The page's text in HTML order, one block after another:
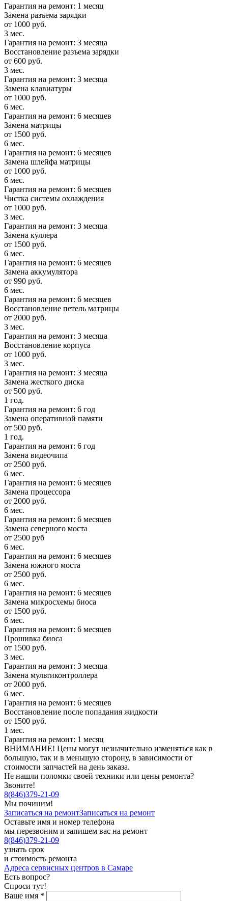
Гарантия на ремонт: 1 месяц
Замена разъема зарядки
от 1000 руб.
3 мес.
Гарантия на ремонт: 3 месяца
Восстановление разъема зарядки
от 600 руб.
3 мес.
Гарантия на ремонт: 3 месяца
Замена клавиатуры
от 1000 руб.
6 мес.
Гарантия на ремонт: 6 месяцев
Замена матрицы
от 1500 руб.
6 мес.
Гарантия на ремонт: 6 месяцев
Замена шлейфа матрицы
от 1000 руб.
6 мес.
Гарантия на ремонт: 6 месяцев
Чистка системы охлаждения
от 1000 руб.
3 мес.
Гарантия на ремонт: 3 месяца
Замена куллера
от 1500 руб.
6 мес.
Гарантия на ремонт: 6 месяцев
Замена аккумулятора
от 990 руб.
6 мес.
Гарантия на ремонт: 6 месяцев
Восстановление петель матрицы
от 2000 руб.
3 мес.
Гарантия на ремонт: 3 месяца
Восстановление корпуса
от 1000 руб.
3 мес.
Гарантия на ремонт: 3 месяца
Замена жесткого диска
от 500 руб.
1 год.
Гарантия на ремонт: 6 год
Замена оперативной памяти
от 500 руб.
1 год.
Гарантия на ремонт: 6 год
Замена видеочипа
от 2500 руб.
6 мес.
Гарантия на ремонт: 6 месяцев
Замена процессора
от 2000 руб.
6 мес.
Гарантия на ремонт: 6 месяцев
Замена северного моста
от 2500 руб
6 мес.
Гарантия на ремонт: 6 месяцев
Замена южного моста
от 2500 руб.
6 мес.
Гарантия на ремонт: 6 месяцев
Замена микросхемы биоса
от 1500 руб.
6 мес.
Гарантия на ремонт: 6 месяцев
Прошивка биоса
от 1500 руб.
3 мес.
Гарантия на ремонт: 3 месяца
Замена мультиконтроллера
от 2000 руб.
6 мес.
Гарантия на ремонт: 6 месяцев
Восстановление после попадания жидкости
от 1500 руб.
1 мес.
Гарантия на ремонт: 1 месяц
ВНИМАНИЕ! Цены могут незначительно изменяться как в
большую, так и в меньшую сторону, в зависимости от
стоимости запчастей на день заказа.
Не нашли поломки своей техники или цены ремонта?
Звоните!
8(846)379-21-09
Мы починим!
Записаться на ремонтЗаписаться на ремонт
Оставьте имя и номер телефона
мы перезвоним и запишем вас на ремонт
8(846)379-21-09
узнать срок
и стоимость ремонта
Адреса сервисных центров в Самаре
Есть вопрос?
Спроси тут!
Ваше имя *